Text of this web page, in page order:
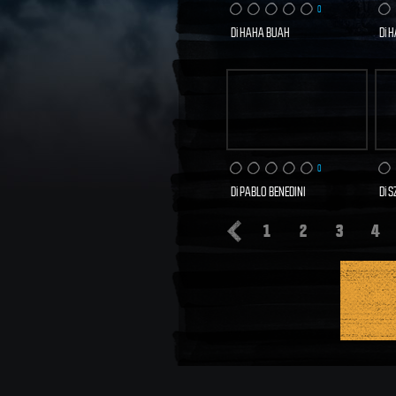
0
DiHAHA BUAH Di
0 VISITE
SCOPRI E VOTA
0
DiPABLO BENEDINI Di
1 2 3 4